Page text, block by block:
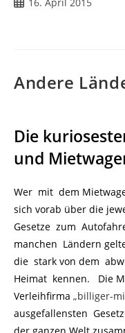
Andere
Die
und
Wer mit dem
sich vorab über die
Gesetze zum
manchen Ländern
die stark von dem
Heimat kennen. Die
Verleihfirma „billiger-
ausgefallensten